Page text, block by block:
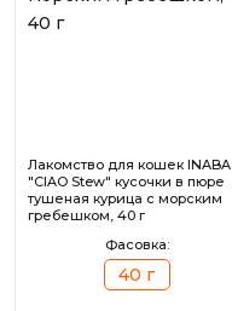
Лакомство для кошек INABA
"CIAO Stew" кусочки в пюре
тушеная курица с морским
гребешком, 40 г
Фасовка:
40 г